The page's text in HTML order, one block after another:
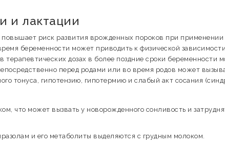
и лактации
повышает риск развития врожденных пороков при применении
беременности может приводить к физической
дозах в более поздние сроки беременности
перед родами или во время родов может
тонуса, гипотензию, гипотермию и слабый акт сосания
что может вызвать у новорожденного сонливость и
и его метаболиты выделяются с грудным молоком.